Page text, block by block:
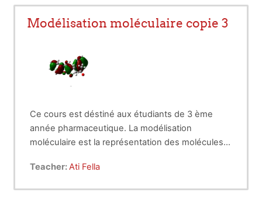
Modélisation moléculaire copie 3
Ce cours est déstiné aux étudiants de 3 ème
année pharmaceutique. La modélisation
moléculaire est la représentation des molécules
Elle permet de réaliser des calculs pour accéder à
Teacher: Ati Fella